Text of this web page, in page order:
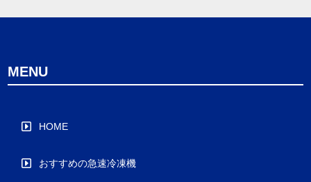
MENU
HOME
おすすめの急速冷凍機